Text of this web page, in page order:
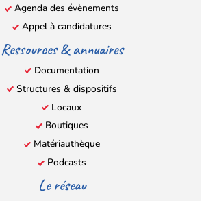
Agenda des évènements
Appel à candidatures
Ressources & annuaires
Documentation
Structures & dispositifs
Locaux
Boutiques
Matériauthèque
Podcasts
Le réseau